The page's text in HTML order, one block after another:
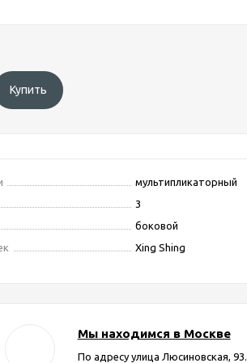
Купить
мультипликаторный
3
боковой
Xing Shing
Мы находимся в Москве
По адресу улица Люсиновская, 93.